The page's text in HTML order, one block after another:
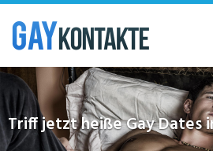
Skip
main
content
Triff jetzt heiße Gay Dates